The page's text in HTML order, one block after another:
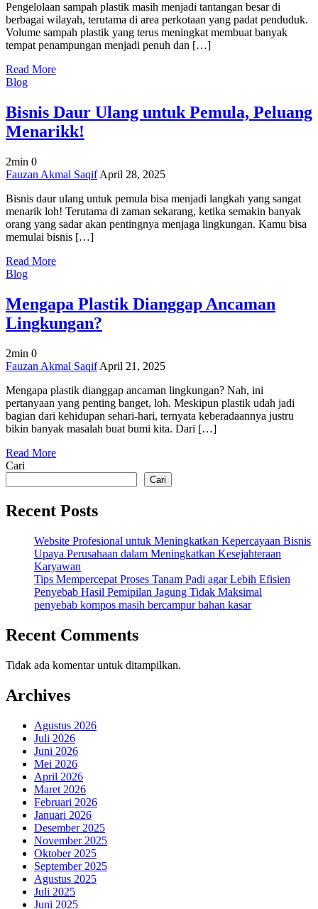
Press
Plastik
Bekas
Padat
Daur
Ulang
Cepat
Pengelolaan sampah plastik masih menjadi tantangan besar di
berbagai wilayah, terutama di area perkotaan yang padat penduduk.
Volume sampah plastik yang terus meningkat membuat banyak
tempat penampungan menjadi penuh dan […]
Read More
Blog
Bisnis Daur Ulang untuk Pemula, Peluang
Menarikk!
2min 0
on
Daur
Ulang
untuk
Pemula,
Menarikk!
Fauzan Akmal Saqif April 28, 2025
Bisnis daur ulang untuk pemula bisa menjadi langkah yang sangat
menarik loh! Terutama di zaman sekarang, ketika semakin banyak
orang yang sadar akan pentingnya menjaga lingkungan. Kamu bisa
memulai bisnis […]
Read More
Blog
Mengapa Plastik Dianggap Ancaman
Lingkungan?
2min 0
on
Plastik
Dianggap
Ancaman
Lingkungan?
Fauzan Akmal Saqif April 21, 2025
Mengapa plastik dianggap ancaman lingkungan? Nah, ini
pertanyaan yang penting banget, loh. Meskipun plastik udah jadi
bagian dari kehidupan sehari-hari, ternyata keberadaannya justru
bikin banyak masalah buat bumi kita. Dari […]
Read More
Cari
Cari
Recent Posts
Website Profesional untuk Meningkatkan Kepercayaan Bisnis
Upaya Perusahaan dalam Meningkatkan Kesejahteraan
Karyawan
Tips Mempercepat Proses Tanam Padi agar Lebih Efisien
Penyebab Hasil Pemipilan Jagung Tidak Maksimal
penyebab kompos masih bercampur bahan kasar
Recent Comments
Tidak ada komentar untuk ditampilkan.
Archives
Agustus 2026
Juli 2026
Juni 2026
Mei 2026
April 2026
Maret 2026
Februari 2026
Januari 2026
Desember 2025
November 2025
Oktober 2025
September 2025
Agustus 2025
Juli 2025
Juni 2025